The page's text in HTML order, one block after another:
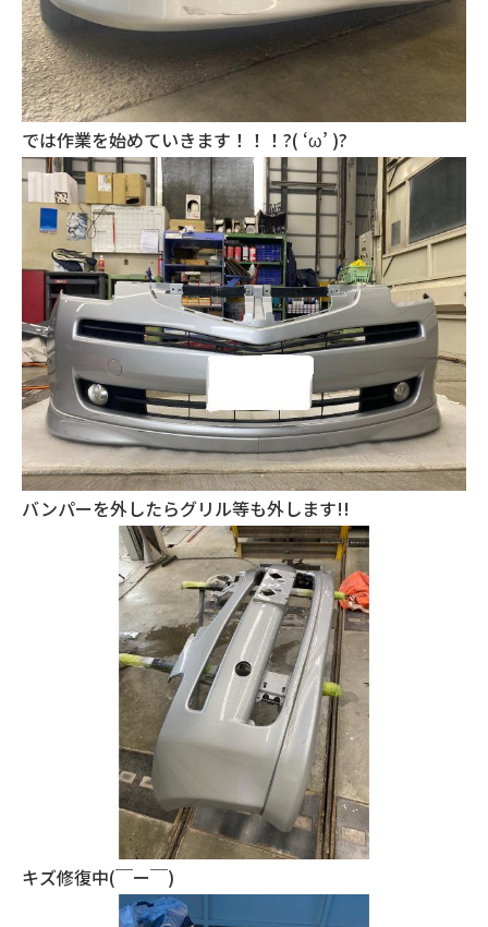
では作業を始めていきます！！！?( ‘ω’ )?
バンパーを外したらグリル等も外します!!
キズ修復中(￣ー￣)